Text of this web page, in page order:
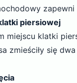
piersiowej
miejscu klatki
zmieściły się